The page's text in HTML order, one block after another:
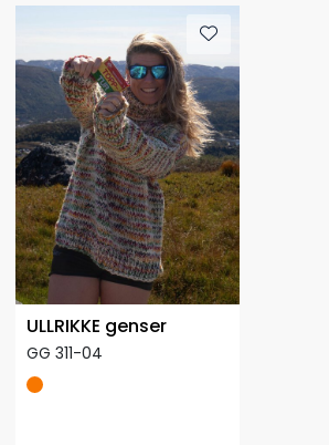
ULLRIKKE genser
GG 311-04